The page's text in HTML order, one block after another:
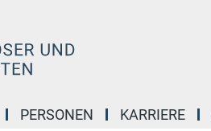
PERSONEN KARRIERE